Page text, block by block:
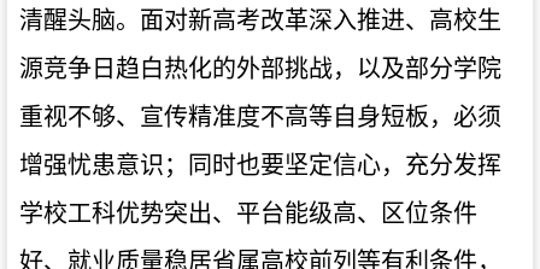
清醒头脑。面对新高考改革深入推进、高校生
源竞争日趋白热化的外部挑战，以及部分学院
重视不够、宣传精准度不高等自身短板，必须
增强忧患意识；同时也要坚定信心，充分发挥
学校工科优势突出、平台能级高、区位条件
好、就业质量稳居省属高校前列等有利条件，